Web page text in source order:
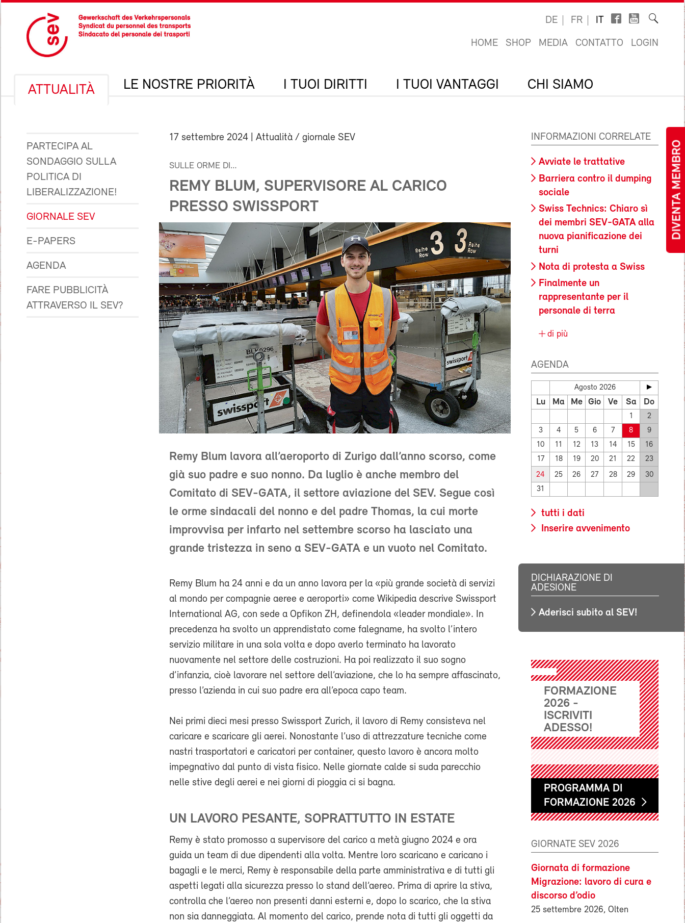
DIVENTA MEMBRO
DE FR IT
HOME SHOP MEDIA CONTATTO LOGIN
ATTUALITÀ LE NOSTRE PRIORITÀ I TUOI DIRITTI I TUOI VANTAGGI CHI SIAMO
PARTECIPA AL
SONDAGGIO SULLA
POLITICA DI
LIBERALIZZAZIONE!
GIORNALE SEV
E-PAPERS
AGENDA
FARE PUBBLICITÀ
ATTRAVERSO IL SEV?
17 settembre 2024 | Attualità / giornale SEV
SULLE ORME DI…
REMY BLUM, SUPERVISORE AL CARICO
PRESSO SWISSPORT
Remy Blum lavora all’aeroporto di Zurigo dall’anno scorso, come
già suo padre e suo nonno. Da luglio è anche membro del
Comitato di SEV-GATA, il settore aviazione del SEV. Segue così
le orme sindacali del nonno e del padre Thomas, la cui morte
improvvisa per infarto nel settembre scorso ha lasciato una
grande tristezza in seno a SEV-GATA e un vuoto nel Comitato.
Remy Blum ha 24 anni e da un anno lavora per la «più grande società di servizi
al mondo per compagnie aeree e aeroporti» come Wikipedia descrive Swissport
International AG, con sede a Opfikon ZH, definendola «leader mondiale». In
precedenza ha svolto un apprendistato come falegname, ha svolto l’intero
servizio militare in una sola volta e dopo averlo terminato ha lavorato
nuovamente nel settore delle costruzioni. Ha poi realizzato il suo sogno
d’infanzia, cioè lavorare nel settore dell’aviazione, che lo ha sempre affascinato,
presso l’azienda in cui suo padre era all’epoca capo team.
Nei primi dieci mesi presso Swissport Zurich, il lavoro di Remy consisteva nel
caricare e scaricare gli aerei. Nonostante l’uso di attrezzature tecniche come
nastri trasportatori e caricatori per container, questo lavoro è ancora molto
impegnativo dal punto di vista fisico. Nelle giornate calde si suda parecchio
nelle stive degli aerei e nei giorni di pioggia ci si bagna.
UN LAVORO PESANTE, SOPRATTUTTO IN ESTATE
Remy è stato promosso a supervisore del carico a metà giugno 2024 e ora
guida un team di due dipendenti alla volta. Mentre loro scaricano e caricano i
bagagli e le merci, Remy è responsabile della parte amministrativa e di tutti gli
aspetti legati alla sicurezza presso lo stand dell’aereo. Prima di aprire la stiva,
controlla che l’aereo non presenti danni esterni e, dopo lo scarico, che la stiva
non sia danneggiata. Al momento del carico, prende nota di tutti gli oggetti da
INFORMAZIONI CORRELATE
Avviate le trattative
Barriera contro il dumping
sociale
Swiss Technics: Chiaro sì
dei membri SEV-GATA alla
nuova pianificazione dei
turni
Nota di protesta a Swiss
Finalmente un
rappresentante per il
personale di terra
di più
AGENDA
Agosto 2026
Lu Ma Me Gio Ve Sa Do
1
2
3
4 5 6 7 8
9
10
11 12 13 14 15
16
17
18 19 20 21 22 23
24 25 26 27 28 29
30
31
tutti i dati
Inserire avvenimento
DICHIARAZIONE DI
ADESIONE
Aderisci subito al SEV!
FORMAZIONE
2026 -
ISCRIVITI
ADESSO!
PROGRAMMA DI
FORMAZIONE 2026
GIORNATE SEV 2026
Giornata di formazione
Migrazione: lavoro di cura e
discorso d’odio
25 settembre 2026, Olten